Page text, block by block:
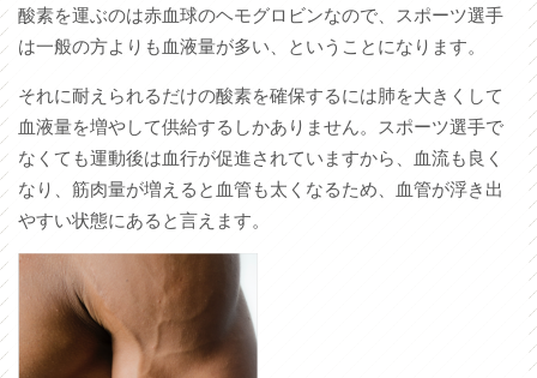
酸素を運ぶのは赤血球のヘモグロビンなので、スポーツ選手
は一般の方よりも血液量が多い、ということになります。
それに耐えられるだけの酸素を確保するには肺を大きくして
血液量を増やして供給するしかありません。スポーツ選手で
なくても運動後は血行が促進されていますから、血流も良く
なり、筋肉量が増えると血管も太くなるため、血管が浮き出
やすい状態にあると言えます。